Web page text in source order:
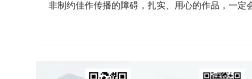
非制约佳作传播的障碍，扎实、用心的作品，一定